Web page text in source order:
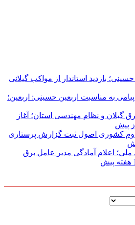
بازدید استاندار از مواکب گیلانی
پیامی به مناسبت اربعین حسینی: اربعین؛
گیلان و نظام مهندسی استان؛ آغاز
کشوری اصول ثبت گزارش پرستاری
اعلام آمادگی مدیر عامل برق
1 هفته پیش